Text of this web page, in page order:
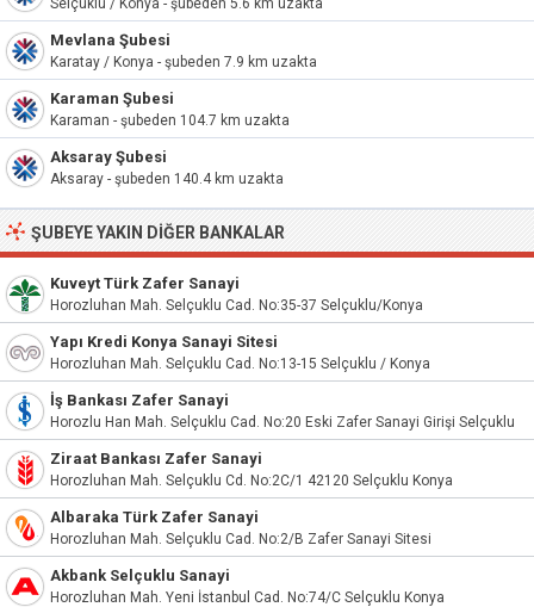
Selçuklu / Konya - şubeden 5.6 km uzakta
Mevlana Şubesi
Karatay / Konya - şubeden 7.9 km uzakta
Karaman Şubesi
Karaman - şubeden 104.7 km uzakta
Aksaray Şubesi
Aksaray - şubeden 140.4 km uzakta
ŞUBEYE YAKIN DIĞER BANKALAR
Kuveyt Türk Zafer Sanayi
Horozluhan Mah. Selçuklu Cad. No:35-37 Selçuklu/Konya
Yapı Kredi Konya Sanayi Sitesi
Horozluhan Mah. Selçuklu Cad. No:13-15 Selçuklu / Konya
İş Bankası Zafer Sanayi
Horozlu Han Mah. Selçuklu Cad. No:20 Eski Zafer Sanayi Girişi Selçuklu
Ziraat Bankası Zafer Sanayi
Horozluhan Mah. Selçuklu Cd. No:2C/1 42120 Selçuklu Konya
Albaraka Türk Zafer Sanayi
Horozluhan Mah. Selçuklu Cad. No:2/B Zafer Sanayi Sitesi
Akbank Selçuklu Sanayi
Horozluhan Mah. Yeni İstanbul Cad. No:74/C Selçuklu Konya